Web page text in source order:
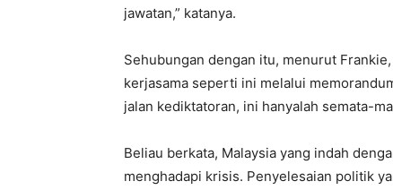
jawatan,” katanya.
Sehubungan dengan itu, menurut
kerjasama seperti ini melalui
jalan kediktatoran, ini hanyalah semata-
Beliau berkata, Malaysia yang indah
menghadapi krisis. Penyelesaian politik